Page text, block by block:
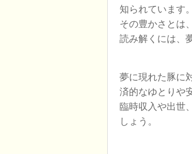
知られています。
その豊かさとは
読み解くには、
夢に現れた豚に
済的なゆとりや
臨時収入や出世
しょう。